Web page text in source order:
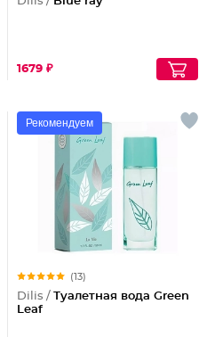
1679 ₽
Рекомендуем
(13)
Dilis / Туалетная вода Green
Leaf